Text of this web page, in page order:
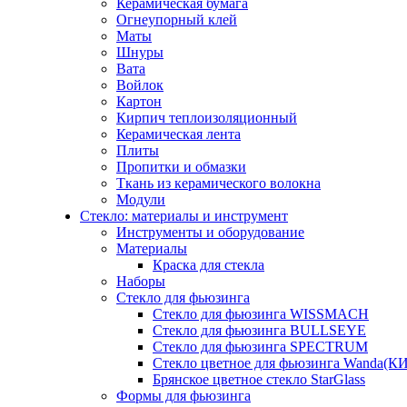
Керамическая бумага
Огнеупорный клей
Маты
Шнуры
Вата
Войлок
Картон
Кирпич теплоизоляционный
Керамическая лента
Плиты
Пропитки и обмазки
Ткань из керамического волокна
Модули
Стекло: материалы и инструмент
Инструменты и оборудование
Материалы
Краска для стекла
Наборы
Стекло для фьюзинга
Стекло для фьюзинга WISSMACH
Стекло для фьюзинга BULLSEYE
Стекло для фьюзинга SPECTRUM
Стекло цветное для фьюзинга
Брянское цветное стекло StarGlass
Формы для фьюзинга